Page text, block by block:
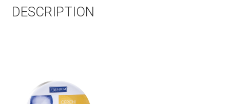
DESCRIPTION